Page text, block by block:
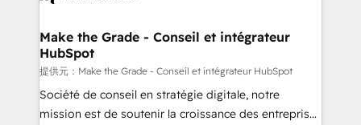
& reprise de données - Stratégie RevOps &
alignement Marketing / Sales - Data, reporting &
tableaux de bord - Onboarding, audit &
optimisation - Intégrations métiers (ERP, téléphonie,
e-commerce) - Formation & accompagnement au
Make the Grade - Conseil et intégrateur
HubSpot
提供元：Make the Grade - Conseil et intégrateur HubSpot
Société de conseil en stratégie digitale, notre
mission est de soutenir la croissance des entreprises